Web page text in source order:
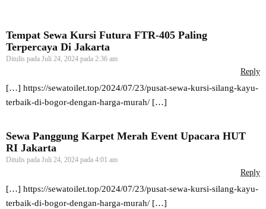
Tempat Sewa Kursi Futura FTR-405 Paling
Terpercaya Di Jakarta
Ditulis pada Juli 24, 2024 pada 2:36 am
Reply
[…] https://sewatoilet.top/2024/07/23/pusat-sewa-kursi-silang-kayu-
terbaik-di-bogor-dengan-harga-murah/ […]
Sewa Panggung Karpet Merah Event Upacara HUT
RI Jakarta
Ditulis pada Juli 24, 2024 pada 4:01 am
Reply
[…] https://sewatoilet.top/2024/07/23/pusat-sewa-kursi-silang-kayu-
terbaik-di-bogor-dengan-harga-murah/ […]